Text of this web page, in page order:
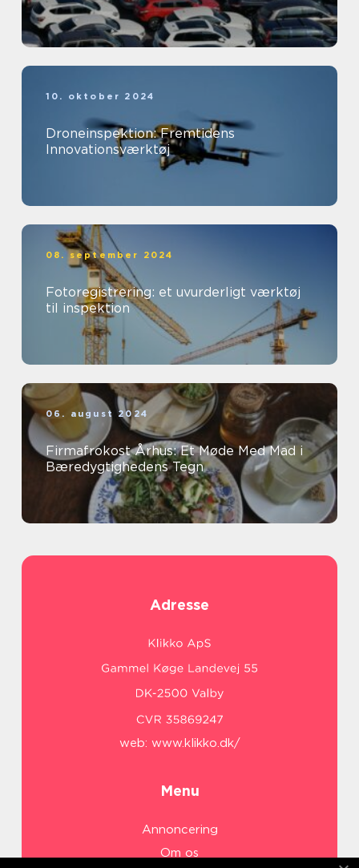
10. oktober 2024
Droneinspektion: Fremtidens
Innovationsværktøj
08. september 2024
Fotoregistrering: et uvurderligt værktøj
til inspektion
06. august 2024
Firmafrokost Århus: Et Møde Med Mad i
Bæredygtighedens Tegn
Adresse
web: www.klikko.dk/
Menu
Annoncering
Om os